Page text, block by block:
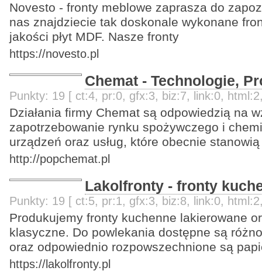
Novesto - fronty meblowe zaprasza do
nas znajdziecie tak doskonale wykonane
jakości płyt MDF. Nasze fronty
https://novesto.pl
Chemat - Technologie,
Punkty: 19 [ ct:4, pr:0, gfx:3, biz:7, link:0,
Działania firmy Chemat są odpowiedzią na
zapotrzebowanie rynku spożywczego i
urządzeń oraz usług, które obecnie
http://popchemat.pl
Lakolfronty - fronty
Punkty: 19 [ ct:5, pr:1, gfx:3, biz:8, link:0,
Produkujemy fronty kuchenne lakierowane
klasyczne. Do powlekania dostępne są
oraz odpowiednio rozpowszechnione są
https://lakolfronty.pl